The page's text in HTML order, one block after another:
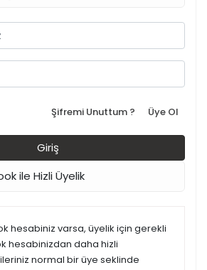
Üye Ol
Şifremi Unuttum ?
ile Hizli Üyelik
hesabiniz varsa, üyelik için gerekli
hesabinizdan daha hizli
normal bir üye seklinde